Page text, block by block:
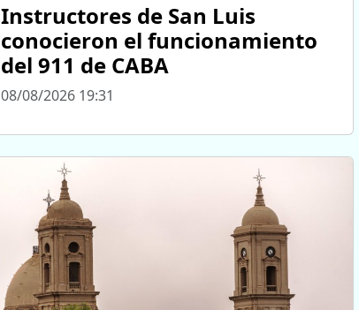
Instructores de San Luis
conocieron el funcionamiento
del 911 de CABA
08/08/2026 19:31